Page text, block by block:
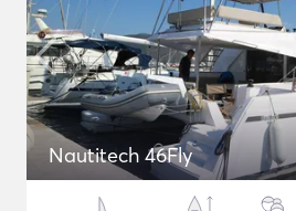
Nautitech 46Fly